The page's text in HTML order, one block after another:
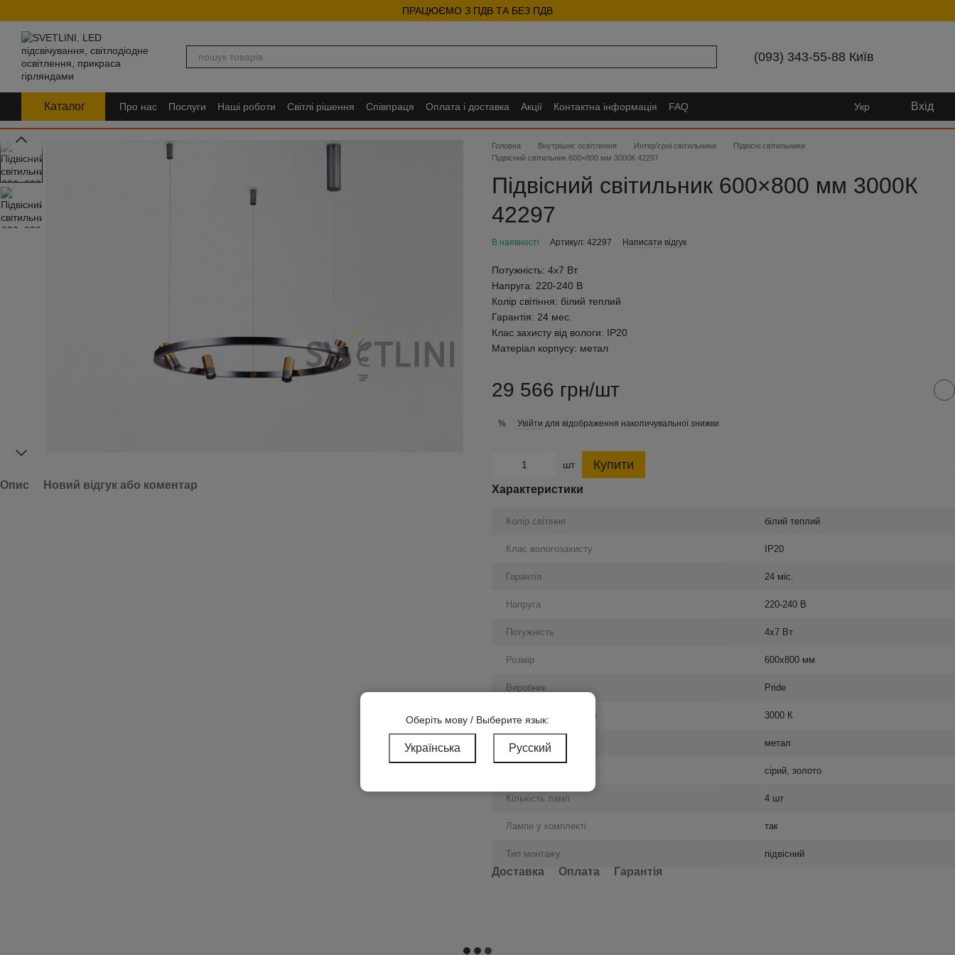
ПРАЦЮЄМО З ПДВ ТА БЕЗ ПДВ
(093) 343-55-88 Київ
Каталог Про нас Послуги Наші роботи Світлі рішення Співпраця Оплата і доставка Акції Контактна інформація FAQ Укр Вхід
Опис Новий відгук або коментар
Головна Внутрішнє освітлення Интер'єрні світильники
Підвісні світильники
Підвісний світильник 600×800 мм 3000К 42297
Підвісний світильник 600×800 мм 3000К
42297
В наявності Артикул: 42297 Написати відгук
Потужність: 4х7 Вт
Напруга: 220-240 В
Колір світіння: білий теплий
Гарантія: 24 мес.
Клас захисту від вологи: IP20
Матеріал корпусу: метал
29 566 грн/шт
% Увійти для відображення накопичувальної знижки
шт Купити
Характеристики
Колір світіння білий теплий
Клас вологозахисту IP20
Гарантія 24 міс.
Напруга 220-240 В
Потужність 4х7 Вт
Розмір 600х800 мм
Виробник Pride
Колірна температура 3000 К
Матеріал корпусу метал
сірий, золото
Кількість ламп 4 шт
Лампи у комплекті так
Тип монтажу підвісний
Доставка Оплата Гарантія
Оберіть мову / Выберите язык:
Українська Русский